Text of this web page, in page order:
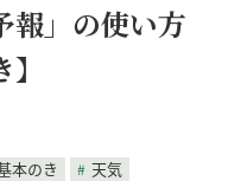
報」の使い方
本のき 天気